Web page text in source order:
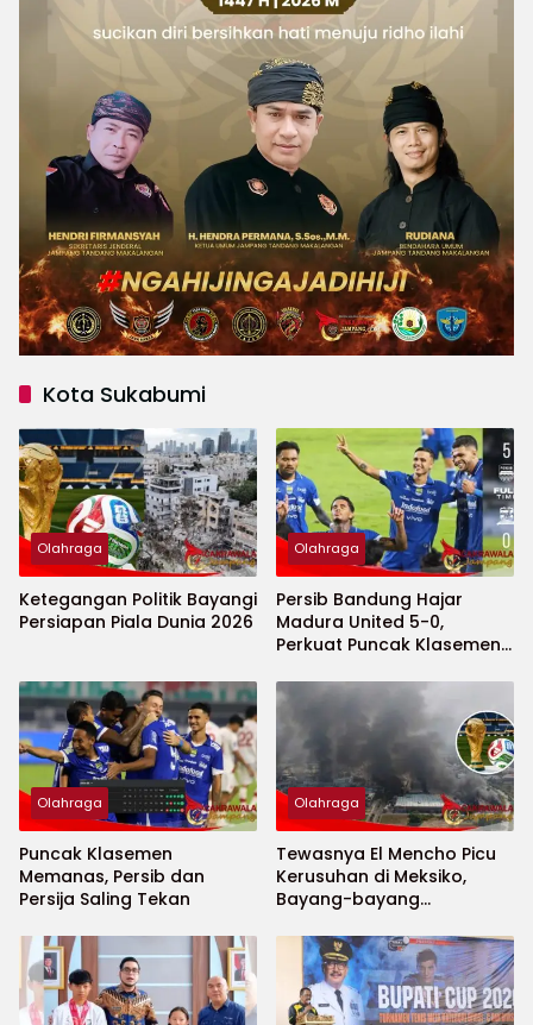
Kota Sukabumi
Olahraga
Ketegangan Politik Bayangi
Persiapan Piala Dunia 2026
Olahraga
Persib Bandung Hajar
Madura United 5-0,
Perkuat Puncak Klasemen
Olahraga
Puncak Klasemen
Memanas, Persib dan
Persija Saling Tekan
Olahraga
Tewasnya El Mencho Picu
Kerusuhan di Meksiko,
Bayang-bayang
2026 Menguat